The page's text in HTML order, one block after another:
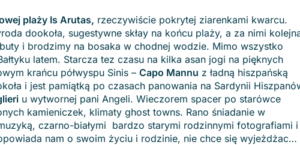
plaży Is Arutas, rzeczywiście pokrytej ziarenkami kwarcu.
dookoła, sugestywne skłay na końcu plaży, a za nimi
i brodzimy na bosaka w chodnej wodzie. Mimo wszystko
latem. Starcza tez czasu na kilka asan jogi na pięknych
krańcu półwyspu Sinis – Capo Mannu z ładną hiszpańską
i jest pamiątką po czasach panowania na Sardynii
u wytwornej pani Angeli. Wieczorem spacer po starówce
kamieniczek, klimaty ghost towns. Rano śniadanie w
czarno-białymi bardzo starymi rodzinnymi fotografiami i
nam o swoim życiu i rodzinie, nie chce się wyjeżdżac…